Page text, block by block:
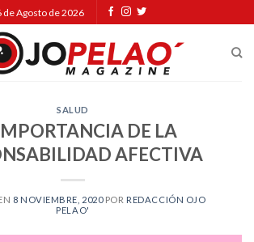
de Agosto de 2026
SALUD
DE LA
AFECTIVA
8 NOVIEMBRE, 2020POR REDACCIÓN OJO
PELAO'